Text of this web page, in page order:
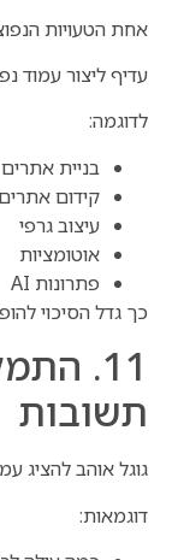
אחת הטעויות
עדיף ליצור עמוד
לדוגמה:
בניית אתרים
קידום
עיצוב גרפי
אוטומציות
פתרונות AI
כך גדל הסיכוי
11.
תשובות
גוגל אוהב להציג
דוגמאות: